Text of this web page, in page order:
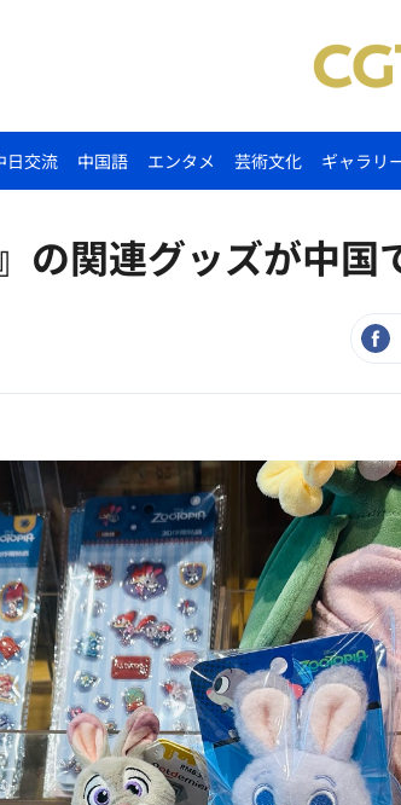
日交流 中国語 エンタメ 芸術文化 ギャラリ
の関連グッズが中国